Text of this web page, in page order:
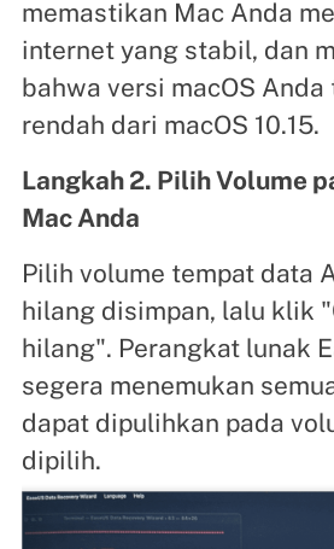
memastikan Mac Anda
internet yang stabil, dan
bahwa versi macOS
rendah dari macOS 10.15.
Langkah 2. Pilih Volume
Mac Anda
Pilih volume tempat data
hilang disimpan, lalu klik
hilang". Perangkat lunak
segera menemukan
dapat dipulihkan pada
dipilih.